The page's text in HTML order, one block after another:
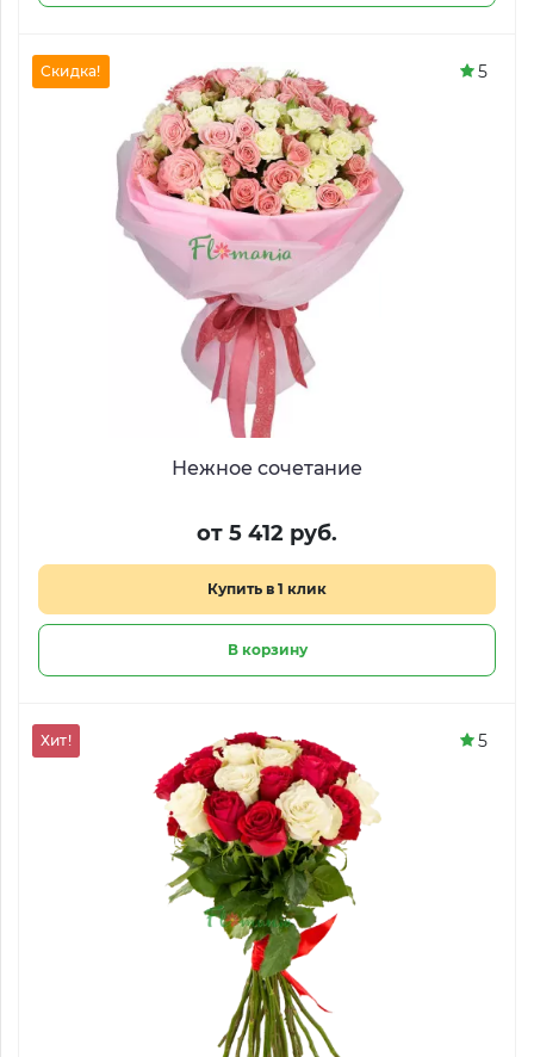
Нежное сочетание
от 5 412 руб.
Купить в 1 клик
В корзину
Скидка! 5
Хит! 5